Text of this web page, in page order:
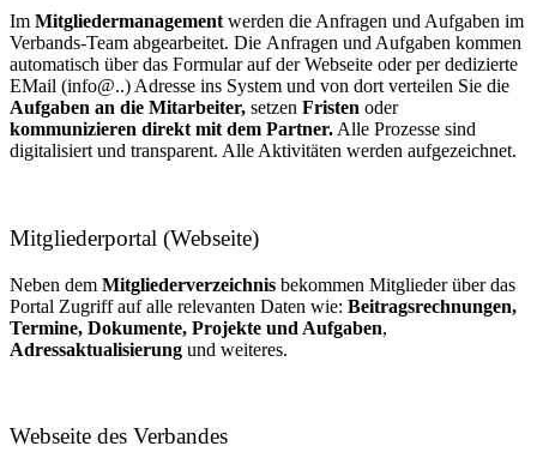
Im Mitgliedermanagement werden die Anfragen und Aufgaben im
Verbands-Team abgearbeitet. Die Anfragen und Aufgaben kommen
automatisch über das Formular auf der Webseite oder per dedizierte
EMail (info@..) Adresse ins System und von dort verteilen Sie die
Aufgaben an die Mitarbeiter, setzen Fristen oder
kommunizieren direkt mit dem Partner. Alle Prozesse sind
digitalisiert und transparent. Alle Aktivitäten werden aufgezeichnet.
Mitgliederportal (Webseite)
Neben dem Mitgliederverzeichnis bekommen Mitglieder über das
Portal Zugriff auf alle relevanten Daten wie: Beitragsrechnungen,
Termine, Dokumente, Projekte und Aufgaben,
Adressaktualisierung und weiteres.
Webseite des Verbandes